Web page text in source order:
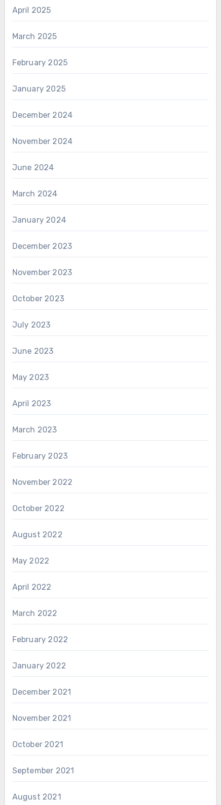
April 2025
March 2025
February 2025
January 2025
December 2024
November 2024
June 2024
March 2024
January 2024
December 2023
November 2023
October 2023
July 2023
June 2023
May 2023
April 2023
March 2023
February 2023
November 2022
October 2022
August 2022
May 2022
April 2022
March 2022
February 2022
January 2022
December 2021
November 2021
October 2021
September 2021
August 2021